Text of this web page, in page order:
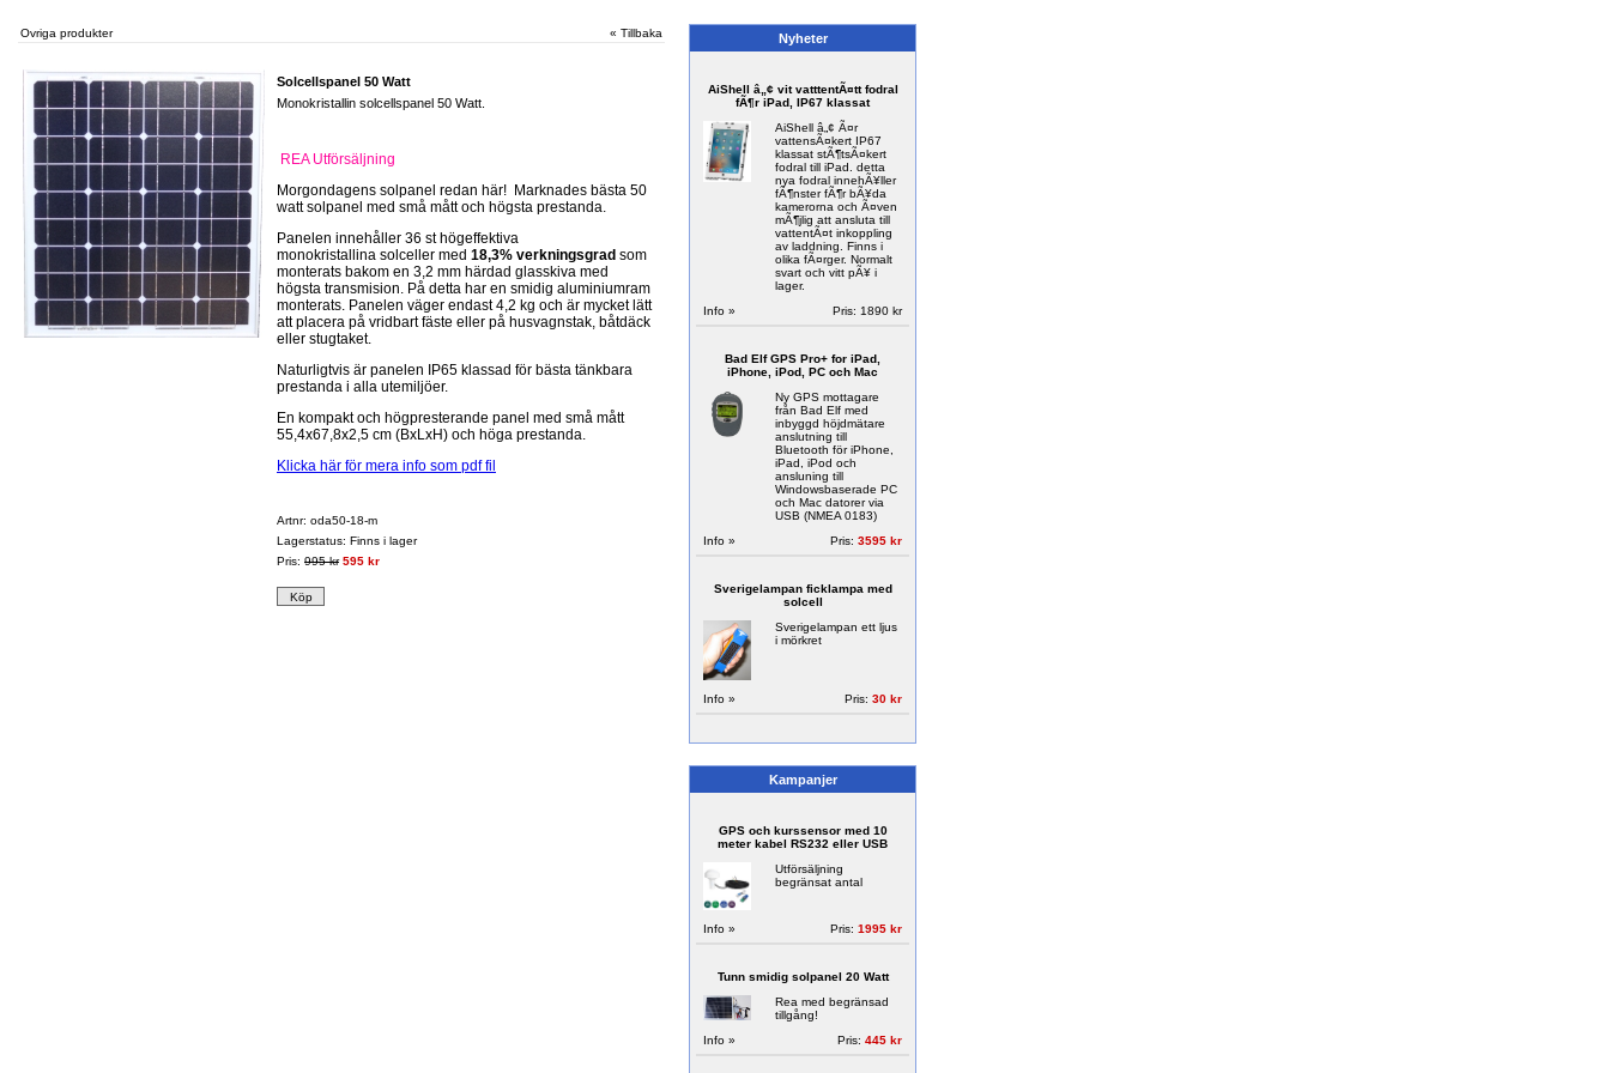
Ovriga produkter « Tillbaka
Solcellspanel 50 Watt
Monokristallin solcellspanel 50 Watt.
REA Utförsäljning
Morgondagens solpanel redan här! Marknades bästa 50
watt solpanel med små mått och högsta prestanda.
Panelen innehåller 36 st högeffektiva
monokristallina solceller med 18,3% verkningsgrad som
monterats bakom en 3,2 mm härdad glasskiva med
högsta transmision. På detta har en smidig aluminiumram
monterats. Panelen väger endast 4,2 kg och är mycket lätt
att placera på vridbart fäste eller på husvagnstak, båtdäck
eller stugtaket.
Naturligtvis är panelen IP65 klassad för bästa tänkbara
prestanda i alla utemiljöer.
En kompakt och högpresterande panel med små mått
55,4x67,8x2,5 cm (BxLxH) och höga prestanda.
Klicka här för mera info som pdf fil
Artnr: oda50-18-m
Lagerstatus: Finns i lager
Pris: 995 kr 595 kr
Nyheter
AiShell â„¢ vit vatttentÃ¤tt fodral
fÃ¶r iPad, IP67 klassat
AiShell â„¢ Ã¤r
vattensÃ¤kert IP67
klassat stÃ¶tsÃ¤kert
fodral till iPad. detta
nya fodral innehÃ¥ller
fÃ¶nster fÃ¶r bÃ¥da
kamerorna och Ã¤ven
mÃ¶jlig att ansluta till
vattentÃ¤t inkoppling
av laddning. Finns i
olika fÃ¤rger. Normalt
svart och vitt pÃ¥ i
lager.
Info »
Pris: 1890 kr
Bad Elf GPS Pro+ for iPad,
iPhone, iPod, PC och Mac
Ny GPS mottagare
från Bad Elf med
inbyggd höjdmätare
anslutning till
Bluetooth för iPhone,
iPad, iPod och
ansluning till
Windowsbaserade PC
och Mac datorer via
USB (NMEA 0183)
Info »
Pris: 3595 kr
Sverigelampan ficklampa med
solcell
Sverigelampan ett ljus
i mörkret
Info » Pris: 30 kr
Kampanjer
GPS och kurssensor med 10
meter kabel RS232 eller USB
Utförsäljning
begränsat antal
Info » Pris: 1995 kr
Tunn smidig solpanel 20 Watt
Rea med begränsad
tillgång!
Info »
Pris: 445 kr